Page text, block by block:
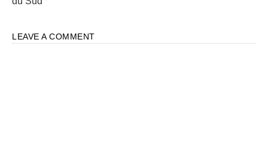
LEAVE A COMMENT